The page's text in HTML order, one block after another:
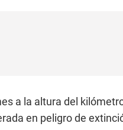
a la altura del
en peligro de